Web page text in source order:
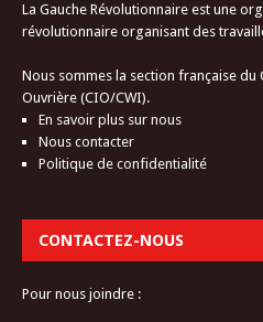
La Gauche Révolutionnaire est une
révolutionnaire organisant des
Nous sommes la section française
Ouvrière (CIO/CWI).
En savoir plus sur nous
Nous contacter
Politique de confidentialité
CONTACTEZ-NOUS
Pour nous joindre :